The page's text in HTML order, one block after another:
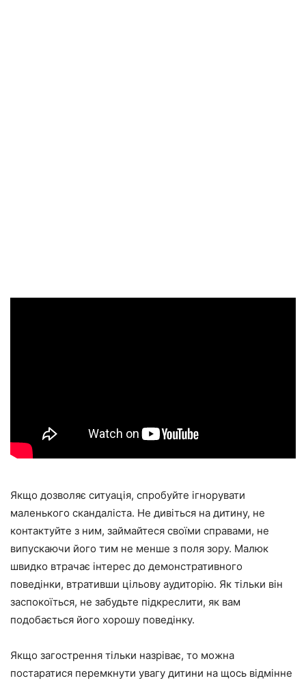
Якщо дозволяє ситуація, спробуйте ігнорувати
маленького скандаліста. Не дивіться на дитину, не
контактуйте з ним, займайтеся своїми справами, не
випускаючи його тим не менше з поля зору. Малюк
швидко втрачає інтерес до демонстративного
поведінки, втративши цільову аудиторію. Як тільки він
заспокоїться, не забудьте підкреслити, як вам
подобається його хорошу поведінку.
Якщо загострення тільки назріває, то можна
постаратися перемкнути увагу дитини на щось відмінне